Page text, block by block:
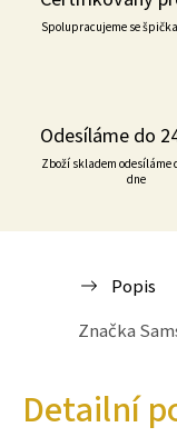
Spolupracujeme se
Odesíláme do
Zboží skladem odesíláme
dne
Popis
Značka
Detailní